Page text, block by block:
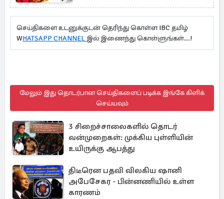
செய்திகளை உடனுக்குடன் தெரிந்து கொள்ள IBC தமிழ்
WHATSAPP CHANNEL இல் இணைந்து கொள்ளுங்கள்...!
மேலும் இது தொடர்பான செய்திகளைப் படிக்க இங்கே கிளிக்
செய்யவும்
3 சிறைச்சாலைகளில் தொடர்
வன்முறைகள்: முக்கிய புள்ளியின்
உயிருக்கு ஆபத்து
திடீரென பதவி விலகிய ஷானி
அபேசேகர - பின்னணியில் உள்ள
காரணம்